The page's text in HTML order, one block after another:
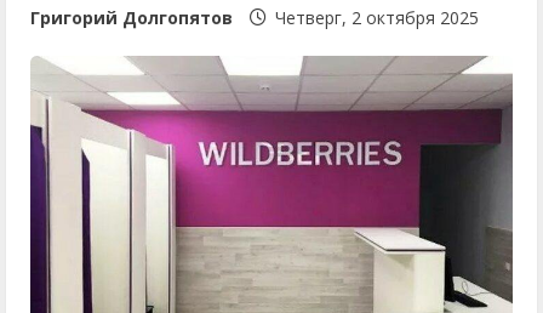
Григорий Долгопятов Четверг, 2 октября 2025